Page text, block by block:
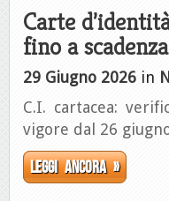
Carte
fino a scadenza
29 Giugno 2026 in
C.I. cartacea:
vigore dal 26
Leggi ancora »